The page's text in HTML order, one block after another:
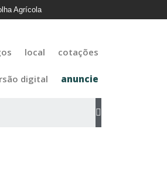
Agrícola
local cotações
digital anuncie